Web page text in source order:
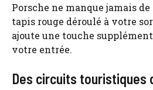
Porsche ne manque jamais
tapis rouge déroulé à votre
ajoute une touche
votre entrée.
Des circuits touristiques